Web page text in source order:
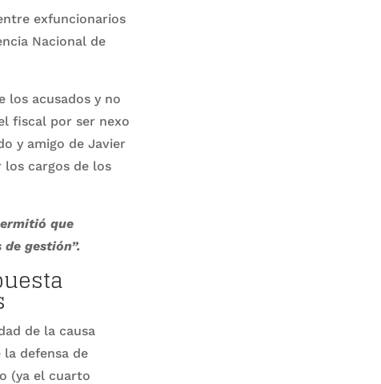
exfuncionarios
Nacional de
los acusados y no
fiscal por ser nexo
y amigo de Javier
cargos de los
que
gestión”.
de la causa
defensa de
(ya el cuarto